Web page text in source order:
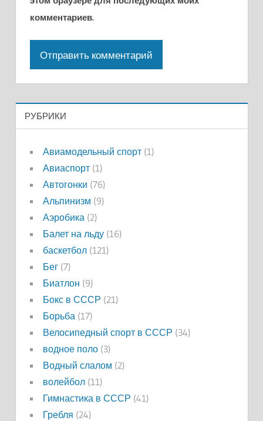
комментариев.
РУБРИКИ
Авиамодельный спорт(1)
Авиаспорт(1)
Автогонки (76)
Альпинизм (9)
Аэробика (2)
Балет на льду(16)
баскетбол(121)
Бег(7)
Биатлон (9)
Бокс в СССР (21)
Борьба (17)
Велосипедный спорт в СССР (34)
водное поло(3)
Водный слалом (2)
волейбол(11)
Гимнастика в СССР (41)
Гребля (24)